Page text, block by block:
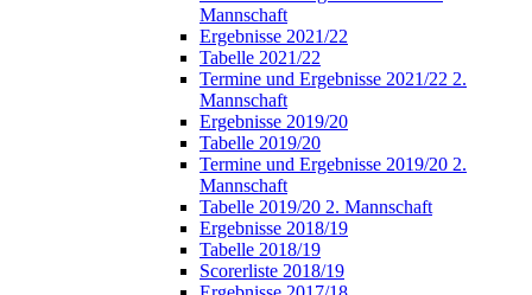
Mannschaft
Ergebnisse 2021/22
Tabelle 2021/22
Termine und Ergebnisse 2021/22 2.
Mannschaft
Ergebnisse 2019/20
Tabelle 2019/20
Termine und Ergebnisse 2019/20 2.
Mannschaft
Tabelle 2019/20 2. Mannschaft
Ergebnisse 2018/19
Tabelle 2018/19
Scorerliste 2018/19